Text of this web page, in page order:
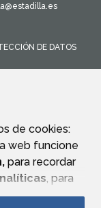
de cookies:
web funcione
para recordar
, para
sus servicios.
DE DATOS